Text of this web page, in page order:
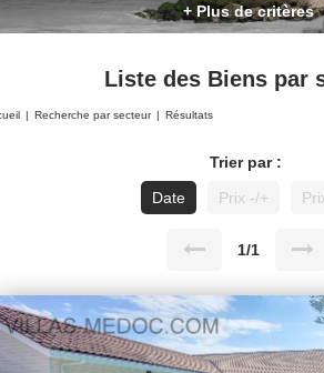
+ Plus de critères
Liste des Biens par
Recherche par secteur Résultats
Trier par :
Date
Prix -/+
1/1